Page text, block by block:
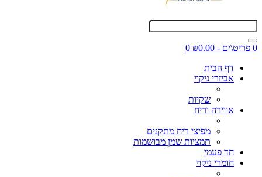
0 פריט\ים - ₪0.00
0
דף הבית
אביזרי ניקוי
שקיות
אווירה וריח
מפיצי ריח מתקנים
תמציות שמן מבושמות
חד פעמי
חומרי ניקוי